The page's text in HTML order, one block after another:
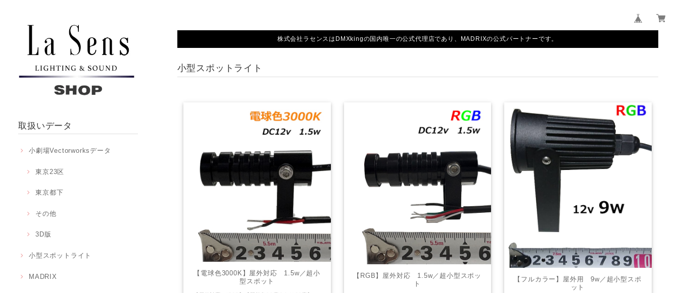
取扱いデータ
小劇場Vectorworksデータ
東京23区
東京都下
その他
3D版
小型スポットライト
MADRIX
株式会社ラセンスはDMXkingの国内唯一の公式代理店であり、MADRIXの公式パートナーです。
小型スポットライト
【電球色3000K】屋外対応 1.5w／超小
型スポット
【RGB】屋外対応 1.5w／超小型スポッ
ト
【フルカラー】屋外用 9w／超小型スポ
ット